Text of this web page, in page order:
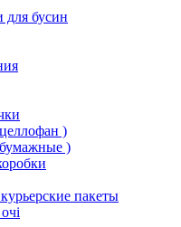
бусин
)
)
пакеты